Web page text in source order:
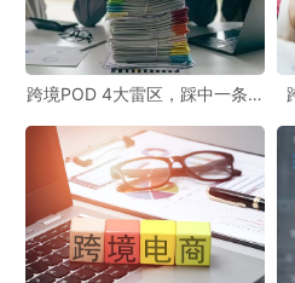
这些差评不仅数量多，而且点
遍性。值得注意的是，即便是
有效解决这些问题。这对于以
三、利润空间与投入产出
从供应链角度分析：
跨境POD 4大雷区，踩中一条都